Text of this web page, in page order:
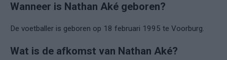
Wanneer is Nathan Aké geboren?
De voetballer is geboren op 18 februari 1995 te Voorburg.
Wat is de afkomst van Nathan Aké?